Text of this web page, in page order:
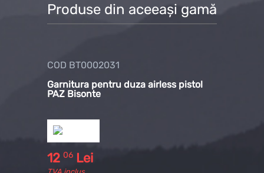
Produse din aceeași gamă
COD BT0002031
Garnitura pentru duza airless pistol
PAZ Bisonte
06Lei